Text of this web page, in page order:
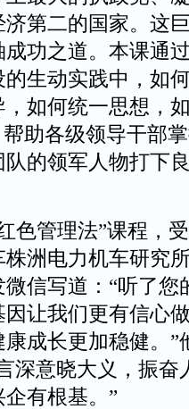
第二的国家。这
功之道。本课通
生动实践中，如
如何统一思想，
助各级领导干部
的领军人物打下
色管理法”课程，
洲电力机车研究
信写道：“听了您
让我们更有信心
成长更加稳健。”
深意晓大义，振
有根基。”